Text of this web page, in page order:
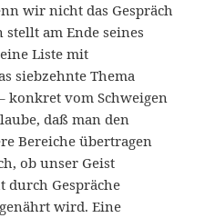
wir nicht das Gespräch
am Ende seines
Liste mit
siebzehnte Thema
konkret vom Schweigen
daß man den
Bereiche übertragen
ob unser Geist
Gespräche
wird. Eine